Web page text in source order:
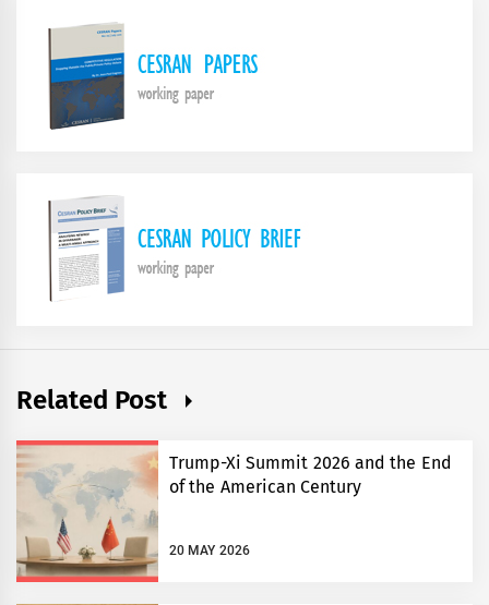
Related Post
Trump-Xi Summit 2026 and the End
of the American Century
20 MAY 2026